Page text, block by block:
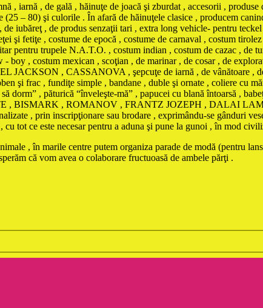
, iarnă , de gală , hăinuţe de joacă şi zburdat , accesorii ,
– 80) şi culorile . În afară de hăinuţele clasice , producem
iubăreţ , de produs senzaţii tari , extra long vehicle- pentru
şi fetiţe , costume de epocă , costume de carnaval , costum
pentru trupele N.A.T.O. , costum indian , costum de cazac , de
, costum mexican , scoţian , de marinar , de cosar , de
JACKSON , CASSANOVA , şepcuţe de iarnă , de vânătoare ,
şi frac , fundiţe simple , bandane , duble şi ornate , coliere cu
dorm” , păturică “înveleşte-mă” , papucei cu blană întoarsă ,
, BISMARK , ROMANOV , FRANTZ JOZEPH , DALAI
, prin inscripţionare sau brodare , exprimându-se gânduri
tot ce este necesar pentru a aduna şi pune la gunoi , în mod
, în marile centre putem organiza parade de modă (pentru
că vom avea o colaborare fructuoasă de ambele părţi .